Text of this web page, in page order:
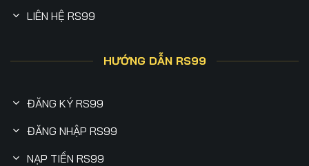
LIÊN HỆ RS99
HƯỚNG DẪN RS99
ĐĂNG KÝ RS99
ĐĂNG NHẬP RS99
NẠP TIỀN RS99